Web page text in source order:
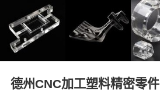
德州CNC加工塑料精密零件